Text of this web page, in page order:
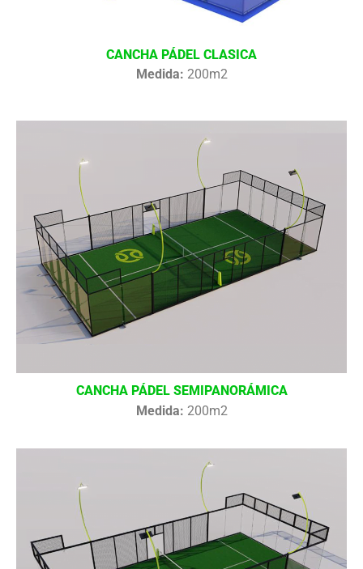
CANCHA PÁDEL CLASICA
Medida: 200m2
CANCHA PÁDEL SEMIPANORÁMICA
Medida: 200m2